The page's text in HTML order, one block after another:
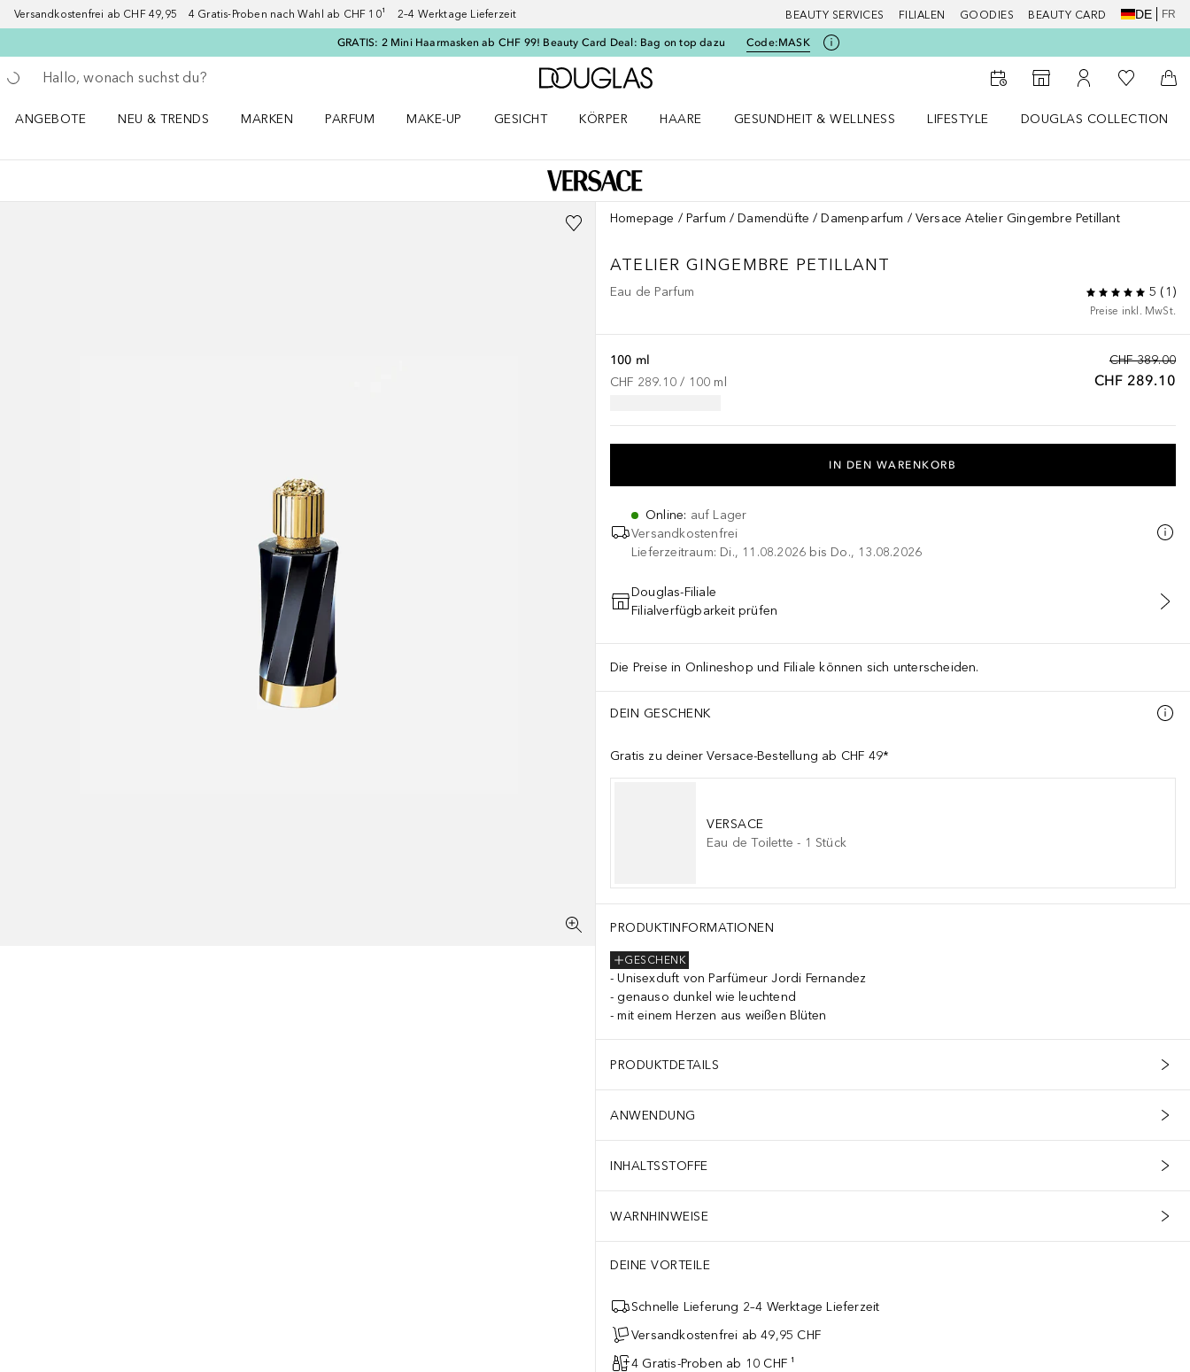
Versandkostenfrei ab CHF 49,95 4 Gratis-Proben nach Wahl ab CHF 10¹ 2–4 Werktage Lieferzeit BEAUTY SERVICES FILIALEN GOODIES BEAUTY CARD DE FR
GRATIS: 2 Mini Haarmasken ab CHF 99! Beauty Card Deal: Bag on top dazu Code:MASK
Gehe zurück
Suche ausführen
Zur Douglas Startseite
Zum Storefinder
Zu Meinem
Zu Meiner
ANGEBOTE
NEU & TRENDS
MARKEN
PARFUM
MAKE-UP
GESICHT
KÖRPER
HAARE
GESUNDHEIT & WELLNESS
LIFESTYLE
DOUGLAS COLLECTION
Homepage Parfum Damendüfte Damenparfum Versace Atelier Gingembre Petillant
ATELIER GINGEMBRE PETILLANT
Eau de Parfum 5 ( 1 )
Preise inkl. MwSt.
CHF 389.00
CHF 289.10
100 ml
CHF 289.10 / 100 ml
IN DEN WARENKORB
Online: auf Lager
Versandkostenfrei
Lieferzeitraum: Di., 11.08.2026 bis Do., 13.08.2026
Douglas-Filiale
Filialverfügbarkeit prüfen
Die Preise in Onlineshop und Filiale können sich unterscheiden.
DEIN GESCHENK
Gratis zu deiner Versace-Bestellung ab CHF 49*
VERSACE
Eau de Toilette - 1 Stück
PRODUKTINFORMATIONEN
GESCHENK
Unisexduft von Parfümeur Jordi Fernandez
genauso dunkel wie leuchtend
mit einem Herzen aus weißen Blüten
PRODUKTDETAILS
ANWENDUNG
INHALTSSTOFFE
WARNHINWEISE
DEINE VORTEILE
Schnelle Lieferung 2–4 Werktage Lieferzeit
Versandkostenfrei ab 49,95 CHF
4 Gratis-Proben ab 10 CHF ¹